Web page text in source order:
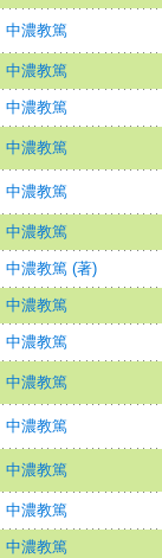
中濃教篤
中濃教篤
中濃教篤
中濃教篤
中濃教篤
中濃教篤
中濃教篤 (著)
中濃教篤
中濃教篤
中濃教篤
中濃教篤
中濃教篤
中濃教篤
中濃教篤